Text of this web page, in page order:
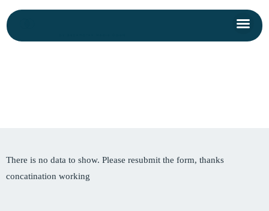
to
content
There is no data to show. Please resubmit the form, thanks
concatination working